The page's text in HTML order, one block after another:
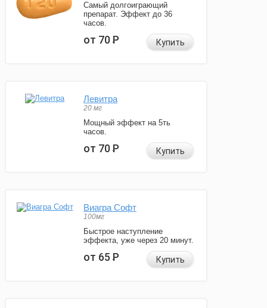
Самый долгоиграющий
препарат. Эффект до 36
часов.
от 70Р Купить
Левитра
20 мг
Мощный эффект на 5ть
часов.
от 70Р Купить
Виагра Софт
100мг
Быстрое наступление
эффекта, уже через 20 минут.
от 65Р Купить